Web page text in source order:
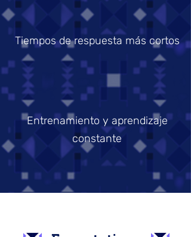
Tiempos de respuesta más cortos
Entrenamiento y aprendizaje
constante